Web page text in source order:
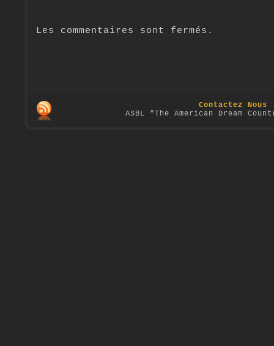
Les commentaires sont fermés.
Contactez Nous
ASBL "The American Dream